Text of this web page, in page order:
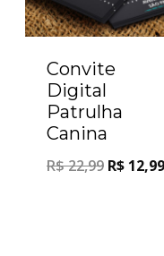
Convite
Digital
Patrulha
Canina
R$22,99 R$ 12,99